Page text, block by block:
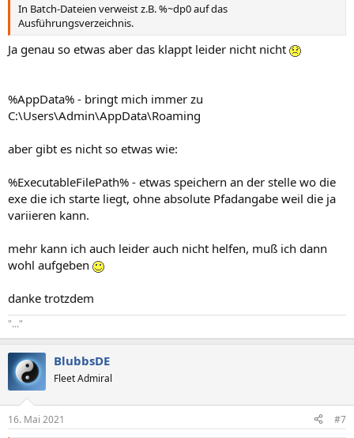
In Batch-Dateien verweist z.B. %~dp0 auf das
Ausführungsverzeichnis.
Ja genau so etwas aber das klappt leider nicht nicht
%AppData% - bringt mich immer zu
C:\Users\Admin\AppData\Roaming
aber gibt es nicht so etwas wie:
%ExecutableFilePath% - etwas speichern an der stelle wo die
exe die ich starte liegt, ohne absolute Pfadangabe weil die ja
variieren kann.
mehr kann ich auch leider auch nicht helfen, muß ich dann
wohl aufgeben
danke trotzdem
"..."
BlubbsDE
Fleet Admiral
16. Mai 2021 #7